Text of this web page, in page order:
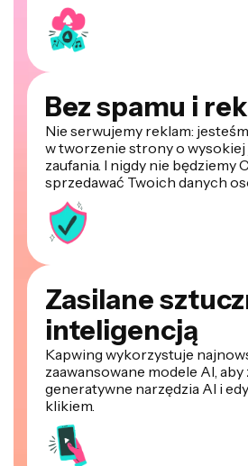
Bez spamu i
Nie serwujemy reklam:
w tworzenie strony o wysokiej
zaufania. I nigdy nie będziemy
sprzedawać Twoich danych
Zasilane
inteligencją
Kapwing wykorzystuje
zaawansowane modele AI, aby
generatywne narzędzia AI i
klikiem.